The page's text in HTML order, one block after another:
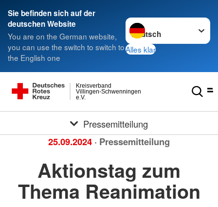
Sie befinden sich auf der
deutschen Website
You are on the German website,
you can use the switch to switch to
the English one
Sprache wechseln zu
Alles klar
e.V.
Villingen-Schwenningen
Kreisverband
Pressemitteilung
25.09.2024 · Pressemitteilung
Aktionstag zum
Thema Reanimation